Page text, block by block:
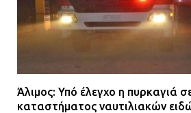
Άλιμος: Υπό έλεγχο η πυρκαγιά
καταστήματος ναυτιλιακών